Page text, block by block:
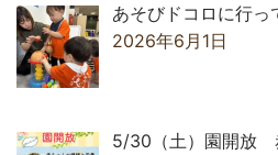
あそびドコロに行っ
2026年6月1日
5/30（土）園開放